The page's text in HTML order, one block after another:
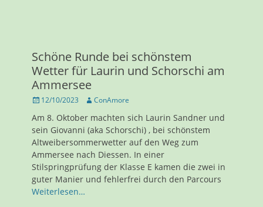
Schöne Runde bei schönstem
Wetter für Laurin und Schorschi am
Ammersee
Veröffentlicht
12/10/2023 AutorConAmore
Am 8. Oktober machten sich Laurin Sandner und
sein Giovanni (aka Schorschi) , bei schönstem
Altweibersommerwetter auf den Weg zum
Ammersee nach Diessen. In einer
Stilspringprüfung der Klasse E kamen die zwei in
guter Manier und fehlerfrei durch den Parcours
Weiterlesen…